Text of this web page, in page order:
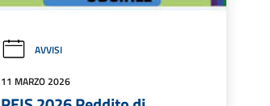
AVVISI
11 MARZO 2026